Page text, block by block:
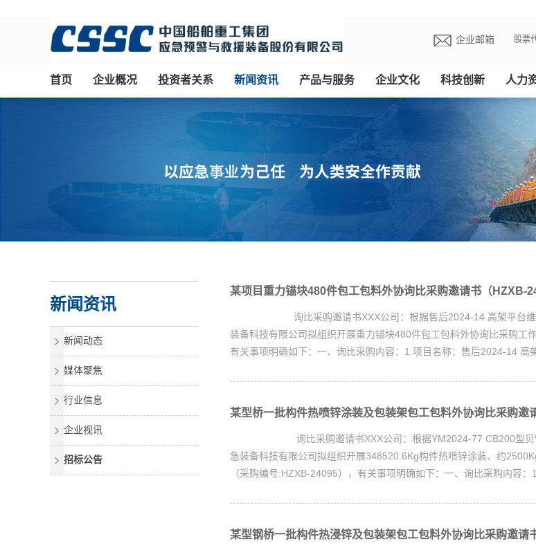
企业邮箱 股票
首页 企业概况 投资者关系 新闻资讯 产品与服务 企业文化 科技创新 人力
新闻资讯
新闻动态
媒体聚焦
行业信息
企业视讯
招标公告
某项目重力锚块480件包工包料外协询比采购邀请书（HZXB-
询比采购邀请书XXX公司：根据售后2024-14 高架平台维修
装备科技有限公司拟组织开展重力锚块480件包工包料外协询比采购工
有关事项明确如下：一、询比采购内容：1.项目名称：售后2024-14 高
某型桥一批构件热喷锌涂装及包装架包工包料外协询比采购邀
询比采购邀请书XXX公司：根据YM2024-77 CB200型贝雷
急装备科技有限公司拟组织开展348520.6Kg构件热喷锌涂装、约
（采购编号:HZXB-24095），有关事项明确如下：一、询比采购内容：
某型钢桥一批构件热浸锌及包装架包工包料外协询比采购邀请